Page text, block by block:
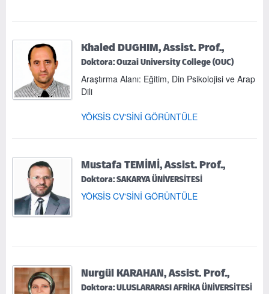
Khaled DUGHIM, Assist. Prof.,
Doktora: Ouzai University College (OUC)
Araştırma Alanı: Eğitim, Din Psikolojisi ve Arap
Dili
YÖKSİS CV'SİNİ GÖRÜNTÜLE
Mustafa TEMİMİ, Assist. Prof.,
Doktora: SAKARYA ÜNİVERSİTESİ
YÖKSİS CV'SİNİ GÖRÜNTÜLE
Nurgül KARAHAN, Assist. Prof.,
Doktora: ULUSLARARASI AFRİKA ÜNİVERSİTESİ